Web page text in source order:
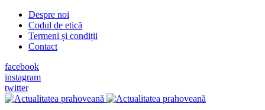
Despre noi
Codul de etică
Termeni și condiții
Contact
facebook
instagram
twitter